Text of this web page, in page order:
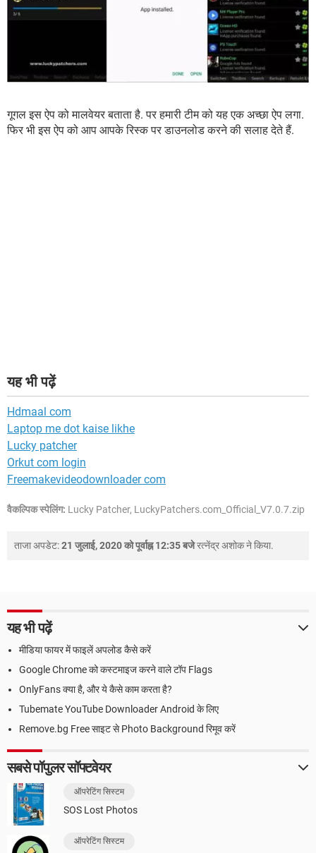
गूगल इस ऐप को मालवेयर बताता है. पर हमारी टीम को यह एक अच्छा ऐप लगा.
फिर भी इस ऐप को आप आपके रिस्क पर डाउनलोड करने की सलाह देते हैं.
यह भी पढ़ें
Hdmaal com
Laptop me dot kaise likhe
Lucky patcher
Orkut com login
Freemakevideodownloader com
वैकल्पिक स्पेलिंग: Lucky Patcher, LuckyPatchers.com_Official_V7.0.7.zip
ताजा अपडेट:21 जुलाई, 2020 को पूर्वाह्न 12:35 बजेरत्नेंद्र अशोकने किया.
यह भी पढ़ें
मीडिया फायर में फाइलें अपलोड कैसे करें
Google Chrome को कस्टमाइज करने वाले टॉप Flags
OnlyFans क्या है, और ये कैसे काम करता है?
Tubemate YouTube Downloader Android के लिए
Remove.bg Free साइट से Photo Background रिमूव करें
सबसे पॉपुलर सॉफ्टवेयर
ऑपरेटिंग सिस्टम
SOS Lost Photos
ऑपरेटिंग सिस्टम